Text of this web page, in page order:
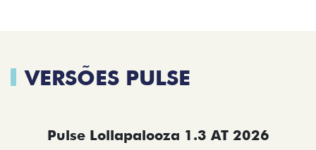
VERSÕES PULSE
Pulse Lollapalooza 1.3 AT 2026